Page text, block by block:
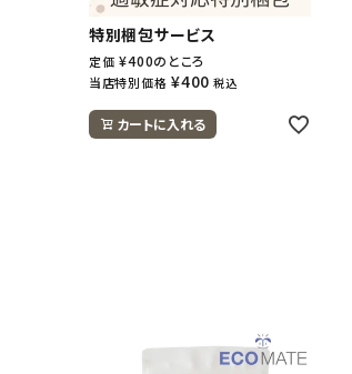
特別梱包サービス
定価 ¥400のところ
当店特別価格 ¥400 税込
カートに入れる